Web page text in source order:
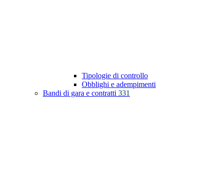
Tipologie di controllo
Obblighi e adempimenti
Bandi di gara e contratti 331